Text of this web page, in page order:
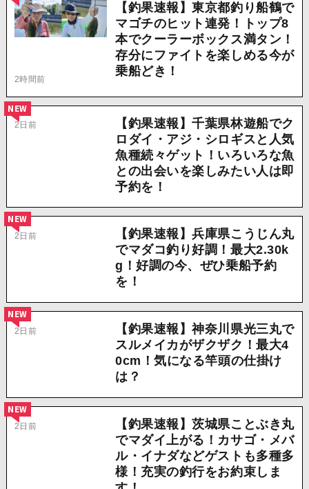
2時間前
【釣果速報】東京都釣り船鶴で
マゴチのヒット連発！トップ8
本でクーラーボックス満タン！
存分にファイトを楽しめる今が
乗船どき！
2日前
【釣果速報】千葉県林遊船でク
ロダイ・アジ・シロギスと人気
魚種続々ゲット！いろいろな魚
との出会いを楽しみたい人は即
予約を！
NEW
2日前
【釣果速報】兵庫県こうじん丸
でマダコ釣り好調！最大2.30k
g！好調の今、ぜひ乗船予約
を！
NEW
2日前
【釣果速報】神奈川県光三丸で
スルメイカがザクザク！最大4
0cm！気になる竿頭の仕掛け
は？
NEW
2日前
【釣果速報】茨城県ことぶき丸
でマダイ上がる！カサゴ・メバ
ル・イナダなどゲストも多種多
様！充実の釣行をお約束しま
NEW